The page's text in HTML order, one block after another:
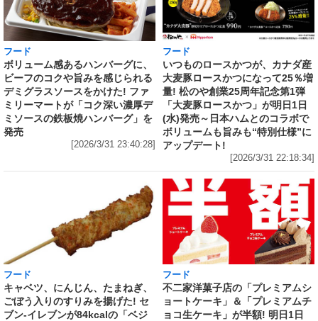
フード
ボリューム感あるハンバーグに、
ビーフのコクや旨みを感じられる
デミグラスソースをかけた! ファ
ミリーマートが「コク深い濃厚デ
ミソースの鉄板焼ハンバーグ」を
発売
[2026/3/31 23:40:28]
フード
いつものロースかつが、カナダ産
大麦豚ロースかつになって25％増
量! 松のや創業25周年記念第1弾
「大麦豚ロースかつ」が明日1日
(水)発売～日本ハムとのコラボで
ボリュームも旨みも“特別仕様”に
アップデート!
[2026/3/31 22:18:34]
フード
キャベツ、にんじん、たまねぎ、
ごぼう入りのすりみを揚げた! セ
ブン‐イレブンが84kcalの「ベジ
フード
不二家洋菓子店の「プレミアムシ
ョートケーキ」＆「プレミアムチ
ョコ生ケーキ」が半額! 明日1日